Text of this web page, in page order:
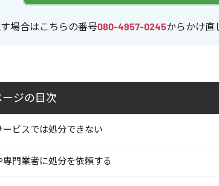
場合はこちらの番号080-4957-0245からかけ直
ージの目次
ービスでは処分できない
専門業者に処分を依頼する